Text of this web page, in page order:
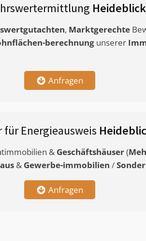
Heideblick
, Marktgerechte
berechnung unserer
Anfragen
für Energieausweis
& Geschäftshäuser(
& Gewerbe-immobilien /
Anfragen